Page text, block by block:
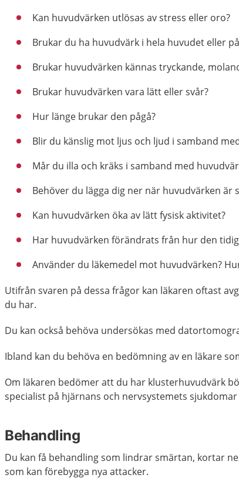
Kan huvudvärken utlösas av stress eller oro?
Brukar du ha huvudvärk i hela huvudet eller
Brukar huvudvärken kännas tryckande,
Brukar huvudvärken vara lätt eller svår?
Hur länge brukar den pågå?
Blir du känslig mot ljus och ljud i samband
Mår du illa och kräks i samband med
Behöver du lägga dig ner när huvudvärken är
Kan huvudvärken öka av lätt fysisk aktivitet?
Har huvudvärken förändrats från hur den
Använder du läkemedel mot huvudvärken?
Utifrån svaren på dessa frågor kan läkaren oftast
du har.
Du kan också behöva undersökas med
Ibland kan du behöva en bedömning av en läkare
Om läkaren bedömer att du har klusterhuvudvärk
specialist på hjärnans och nervsystemets
Behandling
Du kan få behandling som lindrar smärtan, kortar
som kan förebygga nya attacker.